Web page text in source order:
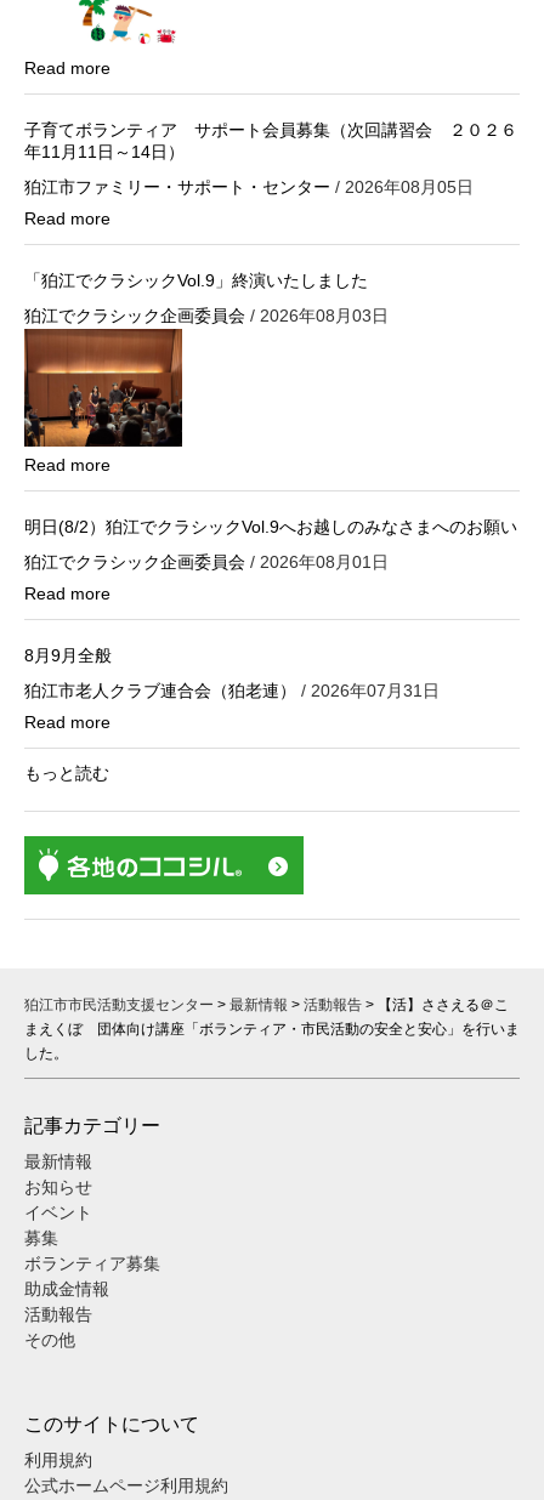
Read more
子育てボランティア サポート会員募集（次回講習会 ２０２６
年11月11日～14日）
狛江市ファミリー・サポート・センター / 2026年08月05日
Read more
「狛江でクラシックVol.9」終演いたしました
狛江でクラシック企画委員会 / 2026年08月03日
Read more
明日(8/2）狛江でクラシックVol.9へお越しのみなさまへのお願い
狛江でクラシック企画委員会 / 2026年08月01日
Read more
8月9月全般
狛江市老人クラブ連合会（狛老連）
/ 2026年07月31日
Read more
もっと読む
狛江市市民活動支援センター > 最新情報 > 活動報告 >
【活】ささえる＠こ
まえくぼ 団体向け講座「ボランティア・市民活動の安全と安心」を行いま
した。
記事カテゴリー
最新情報
お知らせ
イベント
募集
ボランティア募集
助成金情報
活動報告
その他
このサイトについて
利用規約
公式ホームページ利用規約